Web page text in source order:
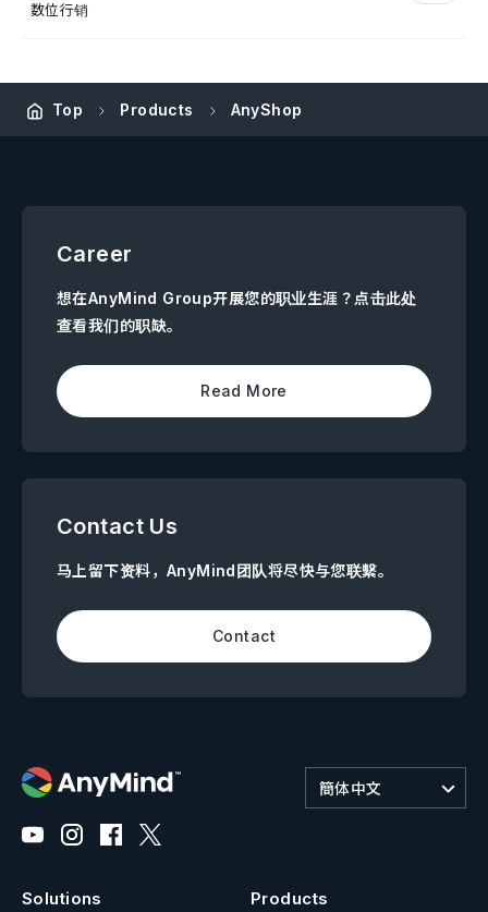
数位行销
Top Products AnyShop
Career
想在AnyMind Group开展您的职业生涯？点击此处
查看我们的职缺。
Read More
Contact Us
马上留下资料，AnyMind团队将尽快与您联繫。
Contact
簡体中文
Solutions Products